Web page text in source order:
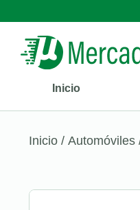
Inicio
Inicio / Automóviles